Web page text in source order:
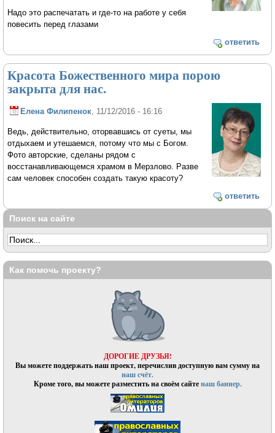
Надо это распечатать и где-то на работе у себя
повесить перед глазами
ответить
Красота Божественного мира порою
закрыта для нас.
Елена Филипенок, 11/12/2016 - 16:16
Ведь, действительно, оторвавшись от суеты, мы
отдыхаем и утешаемся, потому что мы с Богом.
Фото авторские, сделаны рядом с
восстанавливающемся храмом в Мерзлово. Разве
сам человек способен создать такую красоту?
ответить
Поиск на сайте
Как помочь проекту?
ДОРОГИЕ ДРУЗЬЯ!
Вы можете поддержать наш проект, перечислив доступную вам сумму на
наш счёт.
Кроме того, вы можете разместить на своём сайтенаш баннер.